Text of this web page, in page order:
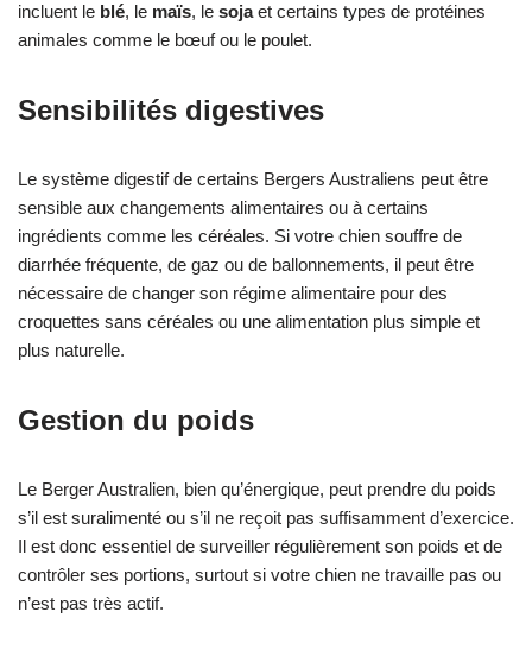
incluent le blé, le maïs, le sojaet certains types de protéines
animales comme le bœuf ou le poulet.
Sensibilités digestives
Le système digestif de certains Bergers Australiens peut être
sensible aux changements alimentaires ou à certains
ingrédients comme les céréales. Si votre chien souffre de
diarrhée fréquente, de gaz ou de ballonnements, il peut être
nécessaire de changer son régime alimentaire pour des
croquettes sans céréales ou une alimentation plus simple et
plus naturelle.
Gestion du poids
Le Berger Australien, bien qu’énergique, peut prendre du poids
s’il est suralimenté ou s’il ne reçoit pas suffisamment d’exercice.
Il est donc essentiel de surveiller régulièrement son poids et de
contrôler ses portions, surtout si votre chien ne travaille pas ou
n’est pas très actif.